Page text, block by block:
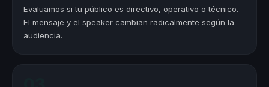
Evaluamos si tu público es directivo, operativo o técnico.
El mensaje y el speaker cambian radicalmente según la
audiencia.